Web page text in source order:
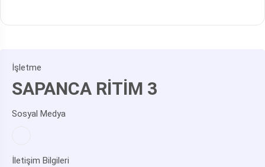
İşletme
SAPANCA RİTİM 3
Sosyal Medya
İletişim Bilgileri